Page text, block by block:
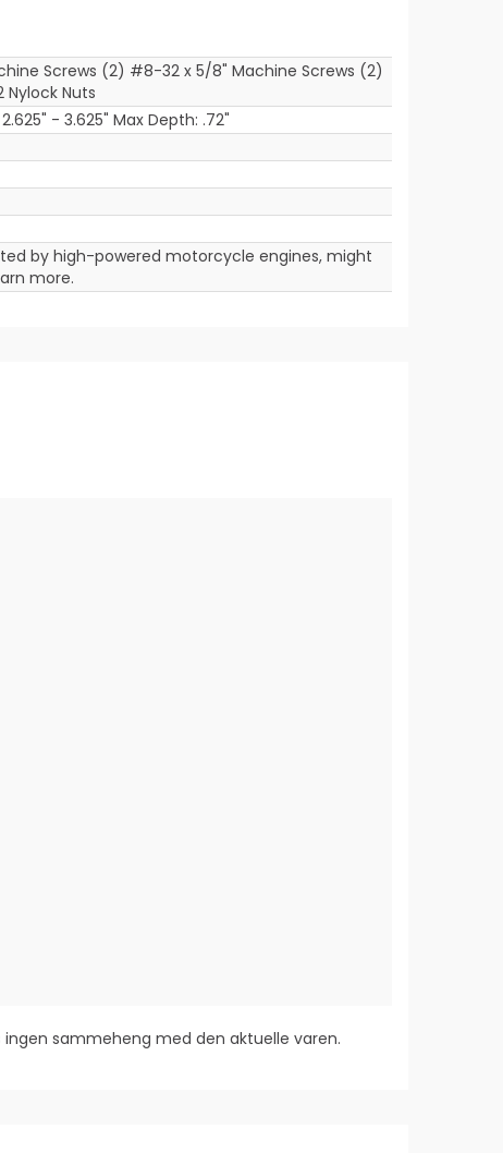
Screws (2) #8-32 x 5/8" Machine Screws (2)
Nuts
- 3.625" Max Depth: .72"
by high-powered motorcycle engines, might
more.
sammeheng med den aktuelle varen.